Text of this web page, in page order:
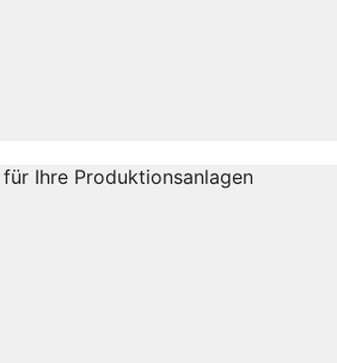
Ihre Produktionsanlagen